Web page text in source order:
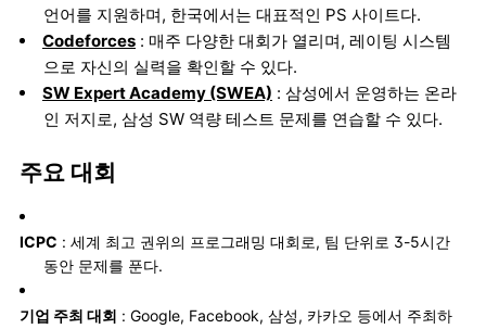
언어를 지원하며, 한국에서는 대표적인 PS 사이트다.
Codeforces : 매주 다양한 대회가 열리며, 레이팅 시스템
으로 자신의 실력을 확인할 수 있다.
SW Expert Academy (SWEA) : 삼성에서 운영하는 온라
인 저지로, 삼성 SW 역량 테스트 문제를 연습할 수 있다.
주요 대회
ICPC : 세계 최고 권위의 프로그래밍 대회로, 팀 단위로 3-5시간
동안 문제를 푼다.
기업 주최 대회 : Google, Facebook, 삼성, 카카오 등에서 주최하